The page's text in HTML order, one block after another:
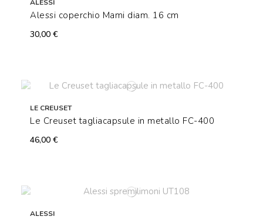
ALESSI
Alessi coperchio Mami diam. 16 cm
30,00 €
LE CREUSET
Le Creuset tagliacapsule in metallo FC-400
46,00 €
ALESSI